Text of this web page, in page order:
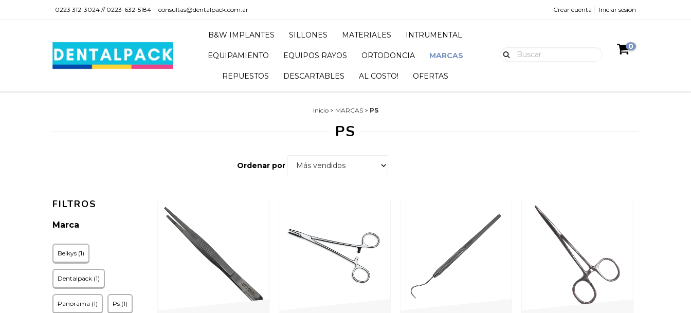
0223 312-3024 // 0223-632-5184 consultas@dentalpack.com.ar Crear cuenta Iniciar sesión
B&W IMPLANTES SILLONES MATERIALES INTRUMENTAL
EQUIPAMIENTO EQUIPOS RAYOS ORTODONCIA MARCAS
REPUESTOS DESCARTABLES AL COSTO! OFERTAS
0
Inicio > MARCAS > PS
PS
Ordenar por
FILTROS
Marca
Belkys (1)
Dentalpack (1)
Panorama (1) Ps (1)